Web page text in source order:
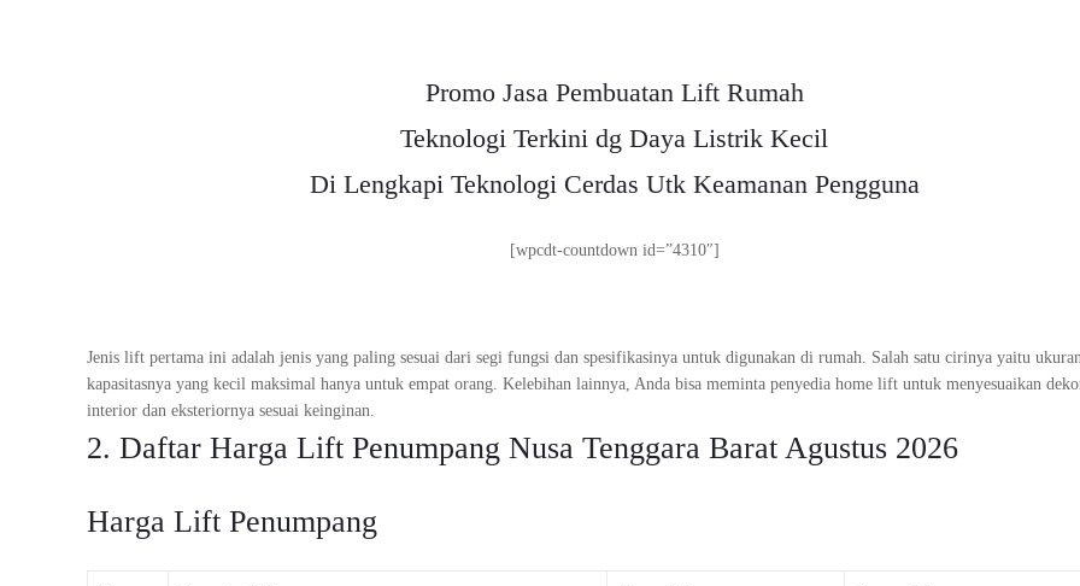
Promo Jasa Pembuatan Lift Rumah
Teknologi Terkini dg Daya Listrik Kecil
Di Lengkapi Teknologi Cerdas Utk Keamanan Pengguna
[wpcdt-countdown id=”4310″]
Jenis lift pertama ini adalah jenis yang paling sesuai dari segi fungsi dan spesifikasinya untuk digunakan di rumah. Salah satu cirinya yaitu
kapasitasnya yang kecil maksimal hanya untuk empat orang. Kelebihan lainnya, Anda bisa meminta penyedia home lift untuk menyesuaikan
interior dan eksteriornya sesuai keinginan.
2. Daftar Harga Lift Penumpang Nusa Tenggara Barat Agustus 2026
Harga Lift Penumpang